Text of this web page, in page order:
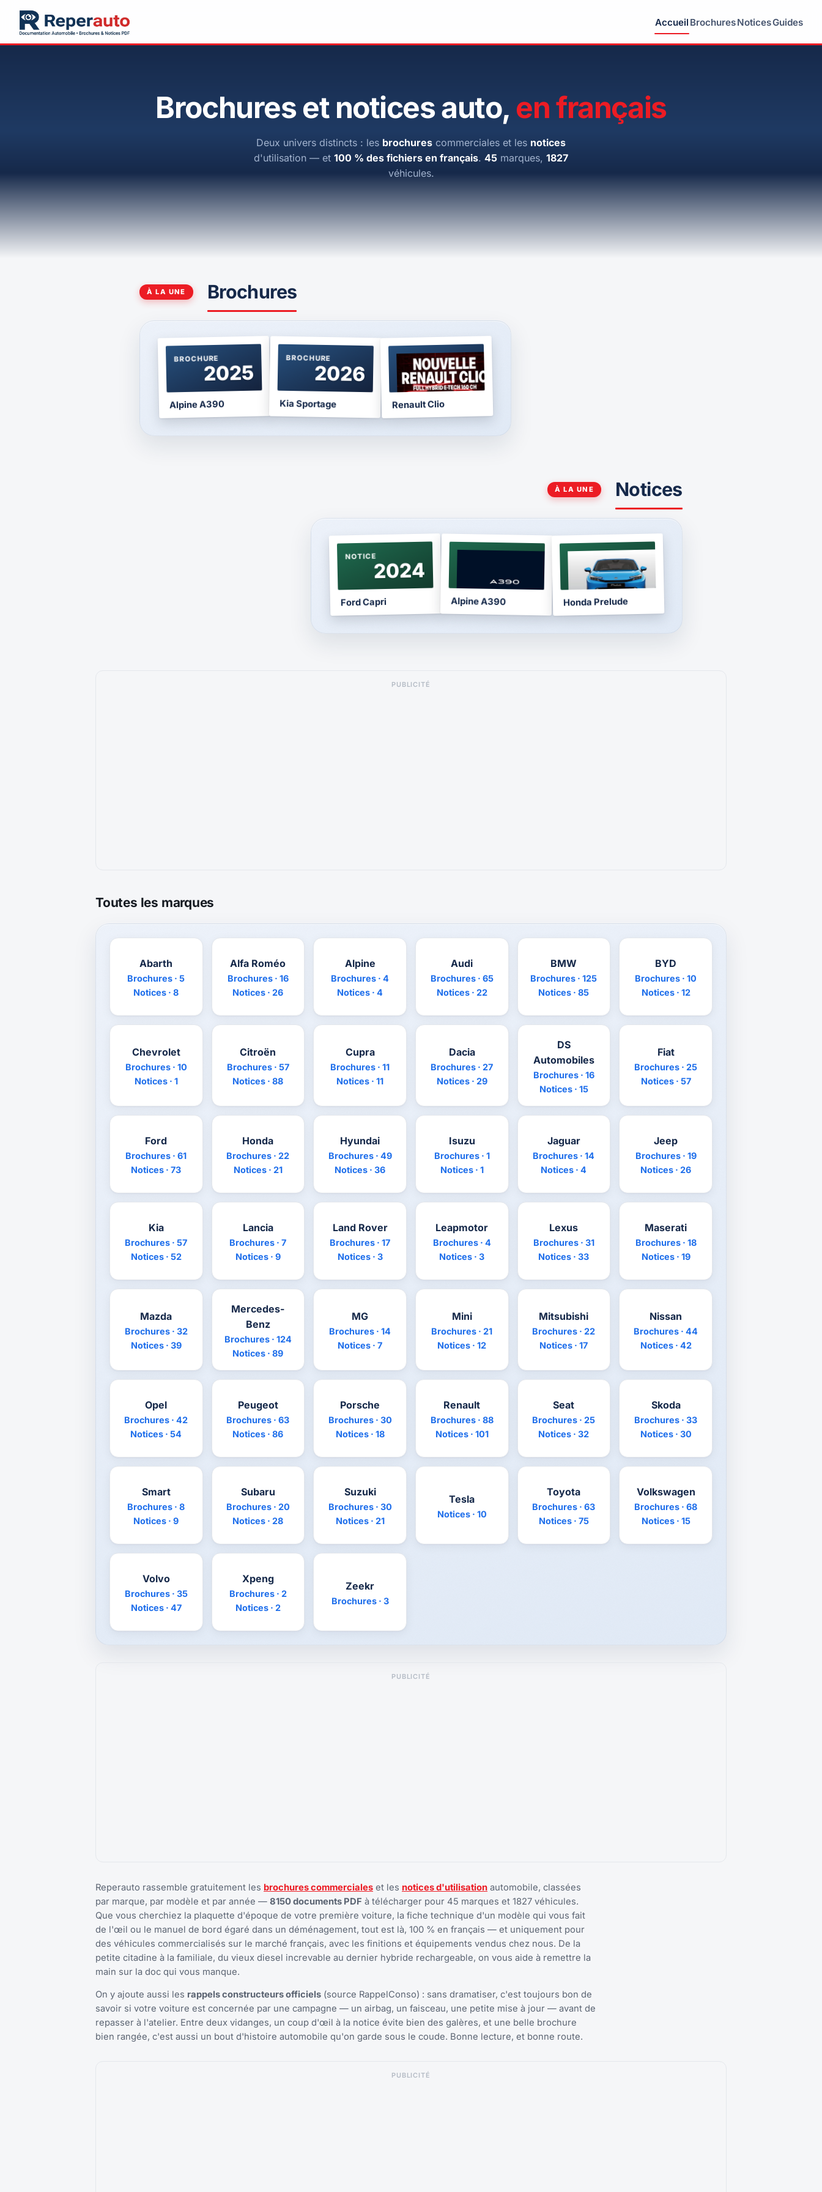
Accueil BrochuresNoticesGuides
Brochures et notices auto, en français
Deux univers distincts : les brochures commerciales et les notices
d'utilisation — et 100 % des fichiers en français. 45 marques, 1827
véhicules.
À LA UNE Brochures
BROCHURE
2025
Alpine A390
BROCHURE
2026
Kia Sportage
BROCHURE
2026
Renault Clio
À LA UNE Notices
NOTICE
2024
Ford Capri Alpine A390
NOTICE
2026
Honda Prelude
PUBLICITÉ
Toutes les marques
Abarth
Brochures · 5
Notices · 8
Alfa Roméo
Brochures · 16
Notices · 26
Alpine
Brochures · 4
Notices · 4
Audi
Brochures · 65
Notices · 22
BMW
Brochures · 125
Notices · 85
BYD
Brochures · 10
Notices · 12
Chevrolet
Brochures · 10
Notices · 1
Citroën
Brochures · 57
Notices · 88
Cupra
Brochures · 11
Notices · 11
Dacia
Brochures · 27
Notices · 29
DS
Automobiles
Brochures · 16
Notices · 15
Fiat
Brochures · 25
Notices · 57
Ford
Brochures · 61
Notices · 73
Honda
Brochures · 22
Notices · 21
Hyundai
Brochures · 49
Notices · 36
Isuzu
Brochures · 1
Notices · 1
Jaguar
Brochures · 14
Notices · 4
Jeep
Brochures · 19
Notices · 26
Kia
Brochures · 57
Notices · 52
Lancia
Brochures · 7
Notices · 9
Land Rover
Brochures · 17
Notices · 3
Leapmotor
Brochures · 4
Notices · 3
Lexus
Brochures · 31
Notices · 33
Maserati
Brochures · 18
Notices · 19
Mazda
Brochures · 32
Notices · 39
Mercedes-
Benz
Brochures · 124
Notices · 89
MG
Brochures · 14
Notices · 7
Mini
Brochures · 21
Notices · 12
Mitsubishi
Brochures · 22
Notices · 17
Nissan
Brochures · 44
Notices · 42
Opel
Brochures · 42
Notices · 54
Peugeot
Brochures · 63
Notices · 86
Porsche
Brochures · 30
Notices · 18
Renault
Brochures · 88
Notices · 101
Seat
Brochures · 25
Notices · 32
Skoda
Brochures · 33
Notices · 30
Smart
Brochures · 8
Notices · 9
Subaru
Brochures · 20
Notices · 28
Suzuki
Brochures · 30
Notices · 21
Tesla
Notices · 10
Toyota
Brochures · 63
Notices · 75
Volkswagen
Brochures · 68
Notices · 15
Volvo
Brochures · 35
Notices · 47
Xpeng
Brochures · 2
Notices · 2
Zeekr
Brochures · 3
PUBLICITÉ
Reperauto rassemble gratuitement les brochures commerciales et les notices d'utilisation automobile, classées
par marque, par modèle et par année — 8150 documents PDF à télécharger pour 45 marques et 1827 véhicules.
Que vous cherchiez la plaquette d'époque de votre première voiture, la fiche technique d'un modèle qui vous fait
de l'œil ou le manuel de bord égaré dans un déménagement, tout est là, 100 % en français — et uniquement pour
des véhicules commercialisés sur le marché français, avec les finitions et équipements vendus chez nous. De la
petite citadine à la familiale, du vieux diesel increvable au dernier hybride rechargeable, on vous aide à remettre la
main sur la doc qui vous manque.
On y ajoute aussi les rappels constructeurs officiels (source RappelConso) : sans dramatiser, c'est toujours bon de
savoir si votre voiture est concernée par une campagne — un airbag, un faisceau, une petite mise à jour — avant de
repasser à l'atelier. Entre deux vidanges, un coup d'œil à la notice évite bien des galères, et une belle brochure
bien rangée, c'est aussi un bout d'histoire automobile qu'on garde sous le coude. Bonne lecture, et bonne route.
PUBLICITÉ